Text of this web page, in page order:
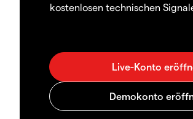
kostenlosen technischen